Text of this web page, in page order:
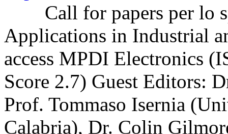
Call for papers per lo
Applications in Industrial
access MPDI Electronics
Score 2.7) Guest Editors:
Prof. Tommaso Isernia
Calabria), Dr. Colin